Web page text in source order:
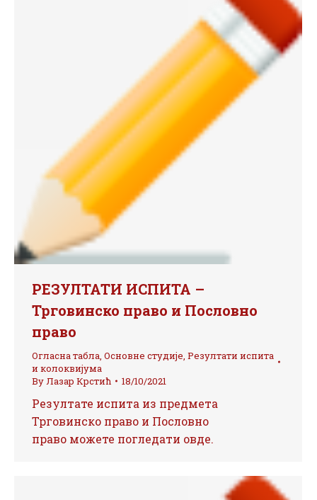
РЕЗУЛТАТИ ИСПИТА –
Трговинско право и Пословно
право
Огласна табла, Основне студије, Резултати испита
и колоквијума
ByЛазар Крстић 18/10/2021
Резултате испита из предмета
Трговинско право и Пословно
право можете погледати овде.